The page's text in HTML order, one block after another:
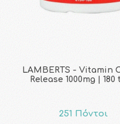
LAMBERTS - Vitamin
Release 1000mg | 180
251 Πόντοι